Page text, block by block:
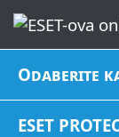
Odaberite
ESET